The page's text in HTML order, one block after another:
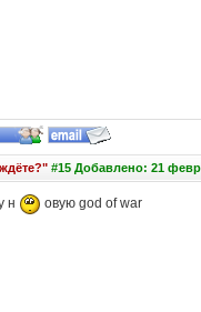
#15 Добавлено: 21
н овую god of war